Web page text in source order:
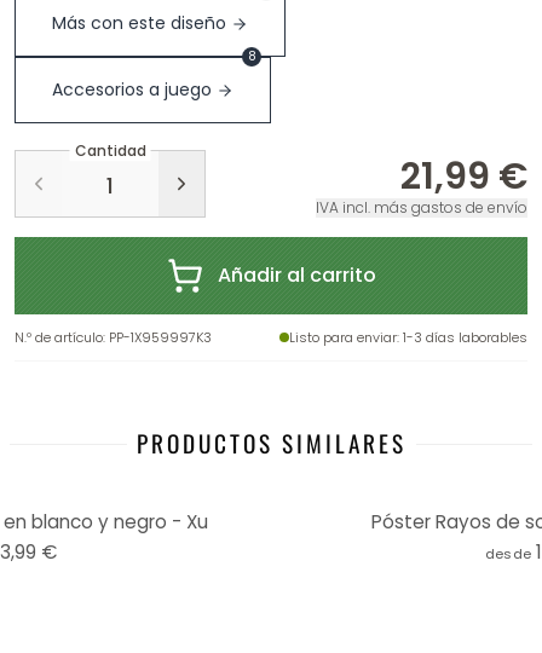
Más con este diseño
Accesorios a juego
8
Cantidad
21,99 €
IVA incl. más gastos de envío
Añadir al carrito
N.º de artículo: PP-1X959997K3 Listo para enviar: 1-3 días laborables
PRODUCTOS SIMILARES
blanco y negro - Xu
€
Póster Rayos de
desde